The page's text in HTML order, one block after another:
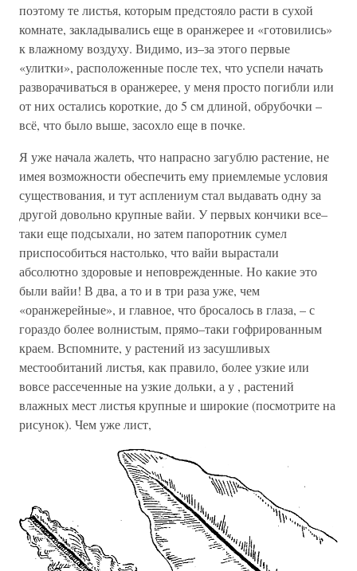
поэтому те листья, которым предстояло расти в сухой
комнате, закладывались еще в оранжерее и «готовились»
к влажному воздуху. Видимо, из–за этого первые
«улитки», расположенные после тех, что успели начать
разворачиваться в оранжерее, у меня просто погибли или
от них остались короткие, до 5 см длиной, обрубочки –
всё, что было выше, засохло еще в почке.
Я уже начала жалеть, что напрасно загублю растение, не
имея возможности обеспечить ему приемлемые условия
существования, и тут асплениум стал выдавать одну за
другой довольно крупные вайи. У первых кончики все–
таки еще подсыхали, но затем папоротник сумел
приспособиться настолько, что вайи вырастали
абсолютно здоровые и неповрежденные. Но какие это
были вайи! В два, а то и в три раза уже, чем
«оранжерейные», и главное, что бросалось в глаза, – с
гораздо более волнистым, прямо–таки гофрированным
краем. Вспомните, у растений из засушливых
местообитаний листья, как правило, более узкие или
вовсе рассеченные на узкие дольки, а у , растений
влажных мест листья крупные и широкие (посмотрите на
рисунок). Чем уже лист,